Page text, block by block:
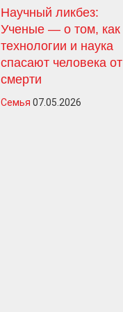
Научный ликбез:
Ученые — о том, как
технологии и наука
спасают человека от
смерти
Семья 07.05.2026